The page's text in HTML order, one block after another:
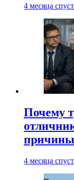
4 месяца
Почему
причины
4 месяца